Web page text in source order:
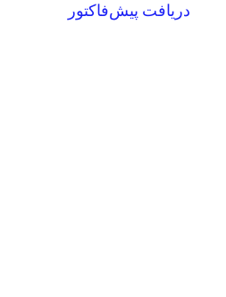
دریافت پیش‌فاکتور